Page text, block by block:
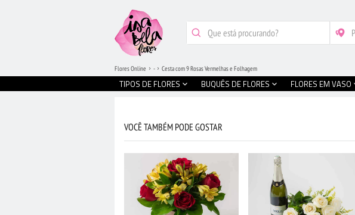
TIPOS DE FLORES BUQUÊS DE FLORES FLORES EM VASO
Flores Online - Cesta com 9 Rosas Vermelhas e Folhagem
VOCÊ TAMBÉM PODE GOSTAR